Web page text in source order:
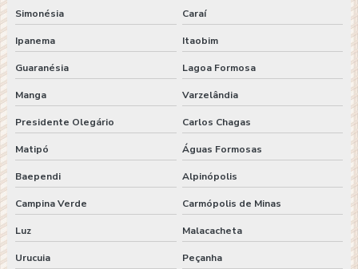
Simonésia Caraí
Ipanema Itaobim
Guaranésia Lagoa Formosa
Manga Varzelândia
Presidente Olegário Carlos Chagas
Matipó Águas Formosas
Baependi Alpinópolis
Campina Verde Carmópolis de Minas
Luz Malacacheta
Urucuia Peçanha